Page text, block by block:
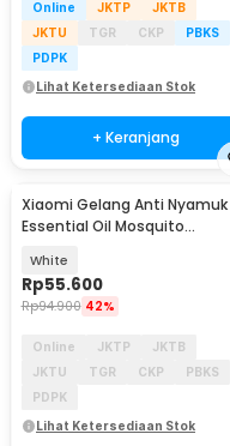
Online JKTP
JKTB
JKTU
TGR CKP
PBKS
PDPK
Lihat Ketersediaan Stok
+ Keranjang
Akan Datang
Xiaomi Gelang Anti Nyamuk
Essential Oil Mosquito
White
Rp55.600
Rp94.900 42%
Online JKTP
JKTB
JKTU
TGR CKP
PBKS
PDPK
Lihat Ketersediaan Stok